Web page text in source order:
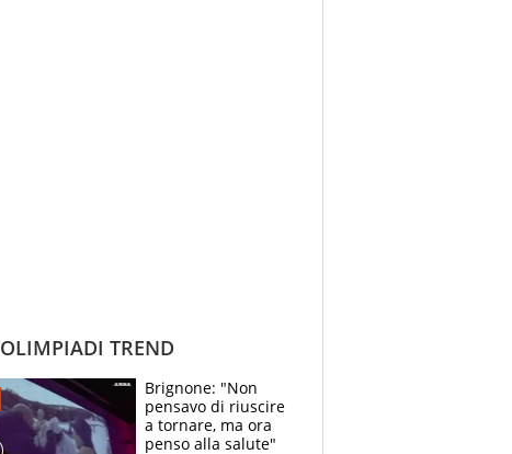
OLIMPIADI TREND
Brignone: "Non
pensavo di riuscire
a tornare, ma ora
penso alla salute"